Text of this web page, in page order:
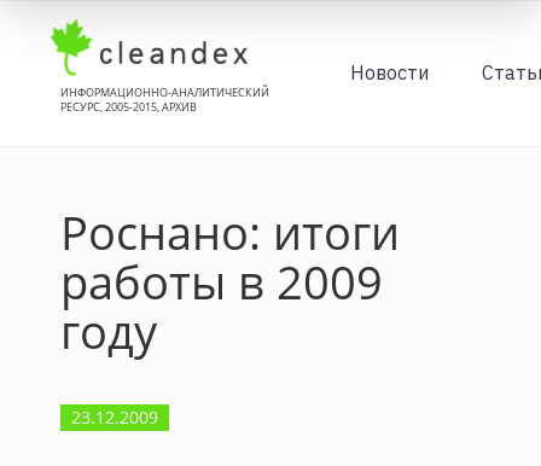
ИНФОРМАЦИОННО-АНАЛИТИЧЕСКИЙ
РЕСУРС, 2005-2015, АРХИВ
Новости
Роснано: итоги
работы в 2009
году
23.12.2009